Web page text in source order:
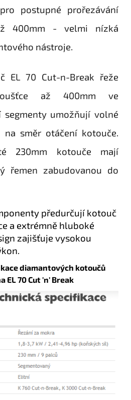
postupné prořezávání
400mm - velmi nízká
nástroje.
EL 70 Cut-n-Break řeže
až 400mm ve
segmenty umožňují volné
směr otáčení kotouče.
230mm kotouče mají
řemen zabudovanou do
předurčují kotouč
a extrémně hluboké
zajišťuje vysokou
diamantových kotoučů
EL 70 Cut 'n' Break